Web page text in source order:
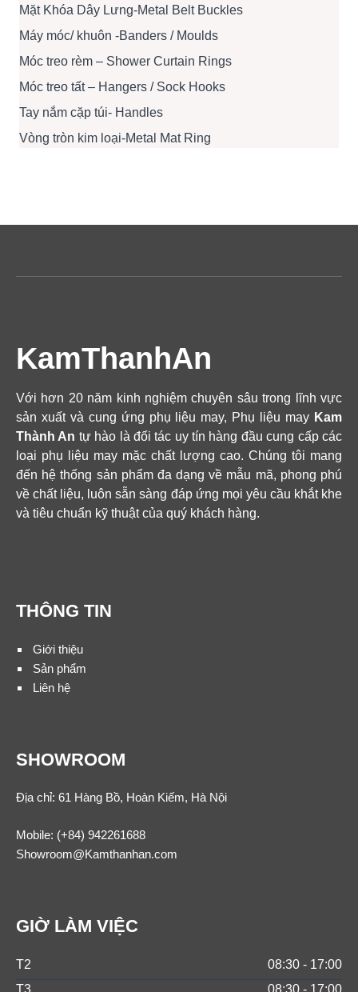
Mặt Khóa Dây Lưng-Metal Belt Buckles
Máy móc/ khuôn -Banders / Moulds
Móc treo rèm – Shower Curtain Rings
Móc treo tất – Hangers / Sock Hooks
Tay nắm cặp túi- Handles
Vòng tròn kim loại-Metal Mat Ring
KamThanhAn
Với hơn 20 năm kinh nghiệm chuyên sâu trong lĩnh vực
sản xuất và cung ứng phụ liệu may, Phụ liệu may Kam
Thành An tự hào là đối tác uy tín hàng đầu cung cấp các
loại phụ liệu may mặc chất lượng cao. Chúng tôi mang
đến hệ thống sản phẩm đa dạng về mẫu mã, phong phú
về chất liệu, luôn sẵn sàng đáp ứng mọi yêu cầu khắt khe
và tiêu chuẩn kỹ thuật của quý khách hàng.
THÔNG TIN
Giới thiệu
Sản phẩm
Liên hệ
SHOWROOM
Địa chỉ: 61 Hàng Bồ, Hoàn Kiếm, Hà Nội
Mobile: (+84) 942261688
Showroom@Kamthanhan.com
GIỜ LÀM VIỆC
T2
08:30 - 17:00
T3
08:30 - 17:00